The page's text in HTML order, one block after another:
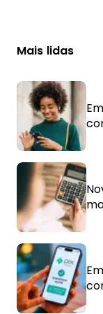
Mais lidas